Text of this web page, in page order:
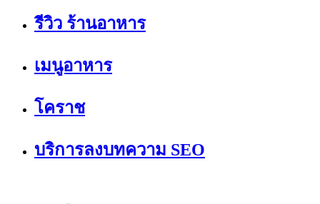
รีวิว ร้านอาหาร
เมนูอาหาร
โคราช
บริการลงบทความ SEO